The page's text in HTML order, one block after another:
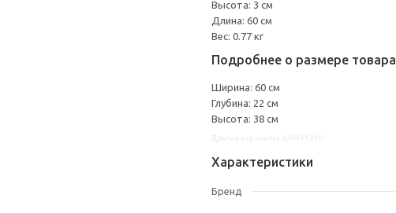
Высота: 3 см
Длина: 60 см
Вес: 0.77 кг
Подробнее о размере товара
Ширина: 60 см
Глубина: 22 см
Высота: 38 см
Характеристики
Бренд